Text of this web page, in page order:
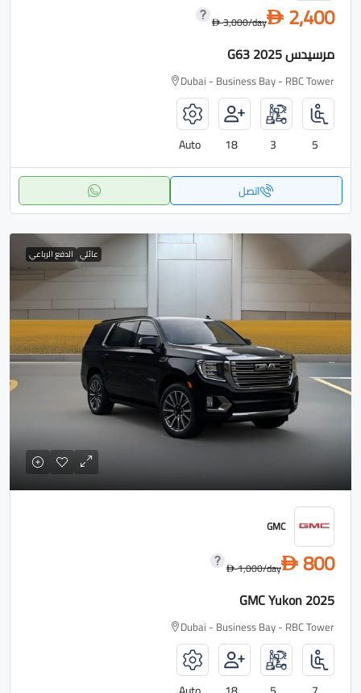
D 2,400
D3,000/day
مرسيدس G63 2025
Dubai - Business Bay - RBC Tower
5
3
18
Auto
اتصل
عائلي الدفع الرباعي
GMC
D 800
D1,000/day
GMC Yukon 2025
Dubai - Business Bay - RBC Tower